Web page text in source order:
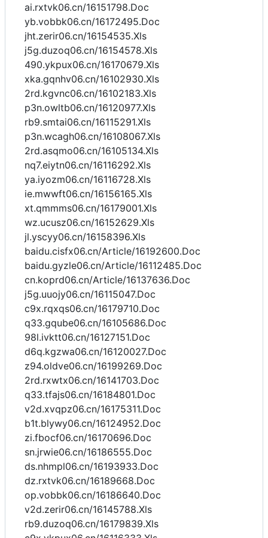
ai.rxtvk06.cn/16151798.Doc
yb.vobbk06.cn/16172495.Doc
jht.zerir06.cn/16154535.Xls
j5g.duzoq06.cn/16154578.Xls
490.ykpux06.cn/16170679.Xls
xka.gqnhv06.cn/16102930.Xls
2rd.kgvnc06.cn/16102183.Xls
p3n.owltb06.cn/16120977.Xls
rb9.smtai06.cn/16115291.Xls
p3n.wcagh06.cn/16108067.Xls
2rd.asqmo06.cn/16105134.Xls
nq7.eiytn06.cn/16116292.Xls
ya.iyozm06.cn/16116728.Xls
ie.mwwft06.cn/16156165.Xls
xt.qmmms06.cn/16179001.Xls
wz.ucusz06.cn/16152629.Xls
jl.yscyy06.cn/16158396.Xls
baidu.cisfx06.cn/Article/16192600.Doc
baidu.gyzle06.cn/Article/16112485.Doc
cn.koprd06.cn/Article/16137636.Doc
j5g.uuojy06.cn/16115047.Doc
c9x.rqxqs06.cn/16179710.Doc
q33.gqube06.cn/16105686.Doc
98l.ivktt06.cn/16127151.Doc
d6q.kgzwa06.cn/16120027.Doc
z94.oldve06.cn/16199269.Doc
2rd.rxwtx06.cn/16141703.Doc
q33.tfajs06.cn/16184801.Doc
v2d.xvqpz06.cn/16175311.Doc
b1t.blywy06.cn/16124952.Doc
zi.fbocf06.cn/16170696.Doc
sn.jrwie06.cn/16186555.Doc
ds.nhmpl06.cn/16193933.Doc
dz.rxtvk06.cn/16189668.Doc
op.vobbk06.cn/16186640.Doc
v2d.zerir06.cn/16145788.Xls
rb9.duzoq06.cn/16179839.Xls